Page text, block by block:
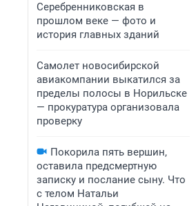
Серебренниковская в
прошлом веке — фото и
история главных зданий
Самолет новосибирской
авиакомпании выкатился за
пределы полосы в Норильске
— прокуратура организовала
проверку
Покорила пять вершин,
оставила предсмертную
записку и послание сыну. Что
с телом Натальи